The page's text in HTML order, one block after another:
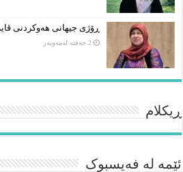
ڕۆژی جیهانی هەوکردنی
2 حەفتە لەمەوبەر
ڕیکلام
ئێمە لە فەیسبوک